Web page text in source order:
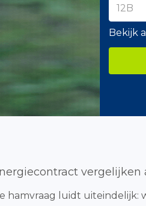
Bekijk
vergelijken
hamvraag luidt uiteindelijk: